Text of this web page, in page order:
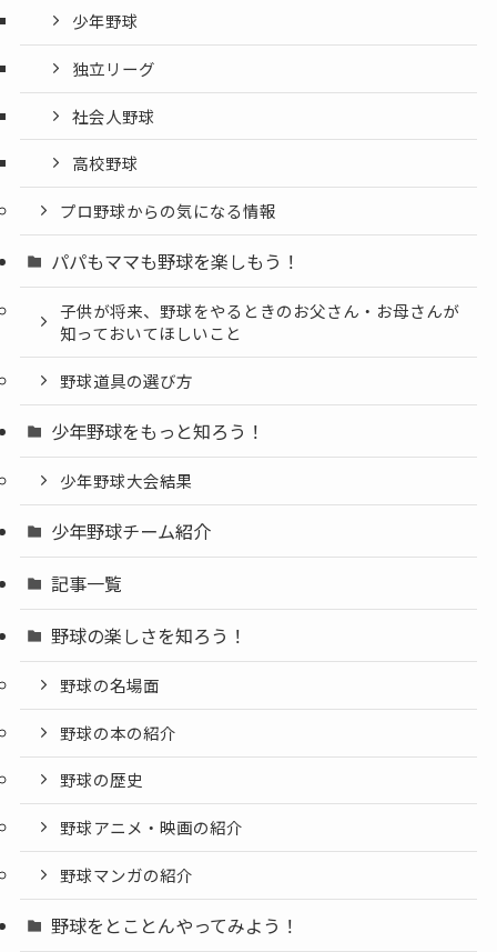
少年野球
独立リーグ
社会人野球
高校野球
プロ野球からの気になる情報
パパもママも野球を楽しもう！
子供が将来、野球をやるときのお父さん・お母さんが
知っておいてほしいこと
野球道具の選び方
少年野球をもっと知ろう！
少年野球大会結果
少年野球チーム紹介
記事一覧
野球の楽しさを知ろう！
野球の名場面
野球の本の紹介
野球の歴史
野球アニメ・映画の紹介
野球マンガの紹介
野球をとことんやってみよう！